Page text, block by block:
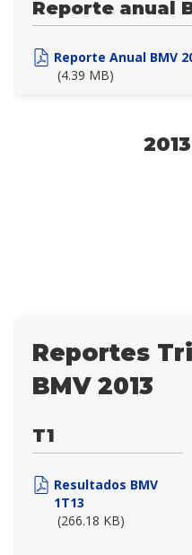
Reporte anual
Reporte Anual BMV
(4.39 MB)
2013
Reportes
BMV 2013
T1
Resultados BMV
1T13
(266.18 KB)